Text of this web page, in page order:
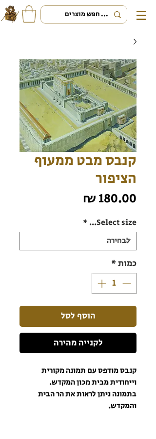
קנבס מבט ממעוף
הציפור
Select size...
*
כמות*
הוסף לסל
לקנייה מהירה
קנבס מודפס עם תמונה מקורית
וייחודית מבית מכון המקדש.
בתמונה ניתן לראות את הר הבית
והמקדש.